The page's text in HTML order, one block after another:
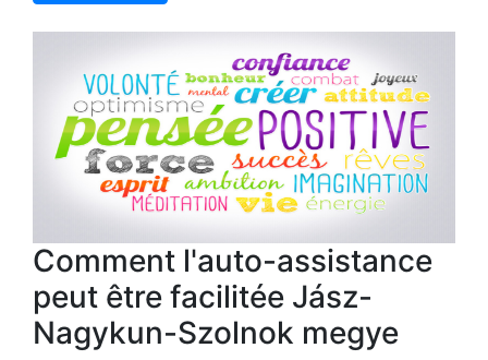
Comment l'auto-assistance
peut être facilitée Jász-
Nagykun-Szolnok megye